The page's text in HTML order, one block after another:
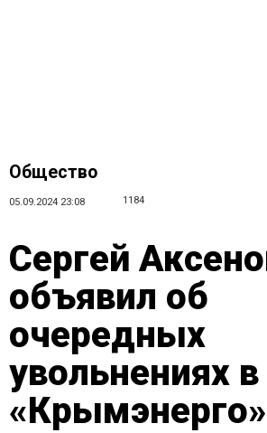
Общество
05.09.2024 23:08 1184
Сергей
объявил об
очередных
увольнениях в
«Крымэнерго»